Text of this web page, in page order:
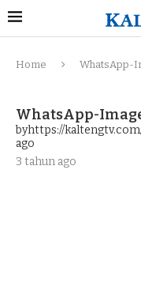
Home WhatsApp-
WhatsApp-
byhttps://
ago
3 tahun ago